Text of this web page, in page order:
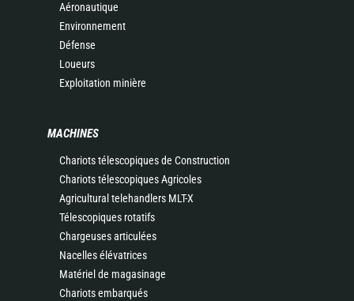
Aéronautique
Environnement
Défense
Loueurs
Exploitation minière
MACHINES
Chariots télescopiques de Construction
Chariots télescopiques Agricoles
Agricultural telehandlers MLT-X
Télescopiques rotatifs
Chargeuses articulées
Nacelles élévatrices
Matériel de magasinage
Chariots embarqués